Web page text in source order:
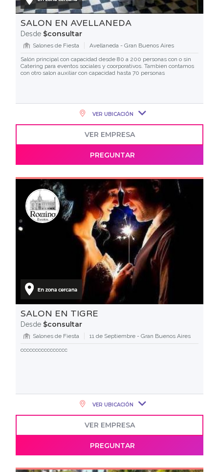
SALON EN AVELLANEDA
Desde $consultar
Salones de Fiesta
Avellaneda - Gran Buenos Aires
Salón principal con capacidad desde 80 a 200 personas con o sin
Catering para eventos sociales y coorporativos. Tambien contamos
con otro salon auxiliar con capacidad hasta 70 personas
VER UBICACIÓN
VER EMPRESA
PREGUNTAR
SALON EN TIGRE
Desde $consultar
Salones de Fiesta
11 de Septiembre - Gran Buenos Aires
cccccccccccccccc
VER UBICACIÓN
VER EMPRESA
PREGUNTAR